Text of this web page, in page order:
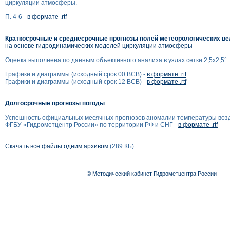
циркуляции атмосферы.
П. 4-6 - в формате .rtf
Краткосрочные и среднесрочные прогнозы полей метеорологических
на основе гидродинамических моделей циркуляции атмосферы
Оценка выполнена по данным объективного анализа в узлах сетки 2,5x2,5°
Графики и диаграммы (исходный срок 00 ВСВ) - в формате .rtf
Графики и диаграммы (исходный срок 12 ВСВ) - в формате .rtf
Долгосрочные прогнозы погоды
Успешность официальных месячных прогнозов аномалии температуры
ФГБУ «Гидрометцентр России» по территории РФ и СНГ - в формате .rtf
Скачать все файлы одним архивом (289 КБ)
© Методический кабинет Гидрометцентра России